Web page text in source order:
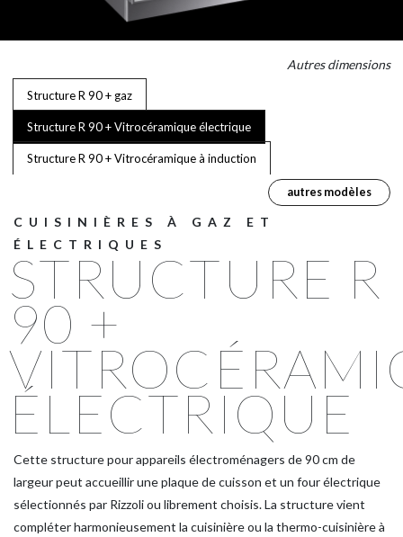
Autres dimensions
Structure R 90 + gaz
Structure R 90 + Vitrocéramique électrique
Structure R 90 + Vitrocéramique à induction
autres modèles
CUISINIÈRES À GAZ ET
ÉLECTRIQUES
STRUCTURE R
90 +
ÉLECTRIQUE
Cette structure pour appareils électroménagers de 90 cm de
largeur peut accueillir une plaque de cuisson et un four électrique
sélectionnés par Rizzoli ou librement choisis. La structure vient
compléter harmonieusement la cuisinière ou la thermo-cuisinière à